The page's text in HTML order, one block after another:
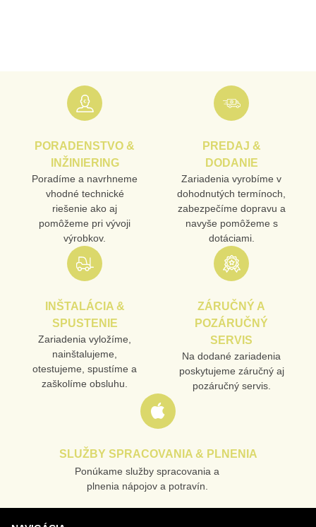
TELEFÓN
VAŠA OTÁZKA K PRODUKTU
Odoslať
PORADENSTVO &
INŽINIERING
Poradíme a navrhneme
vhodné technické
riešenie ako aj
pomôžeme pri vývoji
výrobkov.
PREDAJ &
DODANIE
Zariadenia vyrobíme v
dohodnutých termínoch,
zabezpečíme dopravu a
navyše pomôžeme s
dotáciami.
INŠTALÁCIA &
SPUSTENIE
Zariadenia vyložíme,
nainštalujeme,
otestujeme, spustíme a
zaškolíme obsluhu.
ZÁRUČNÝ A
POZÁRUČNÝ
SERVIS
Na dodané zariadenia
poskytujeme záručný aj
pozáručný servis.
SLUŽBY SPRACOVANIA & PLNENIA
Ponúkame služby spracovania a
plnenia nápojov a potravín.